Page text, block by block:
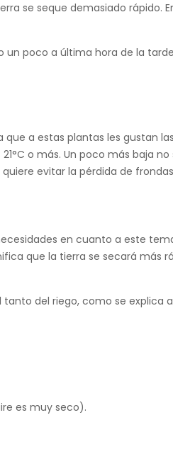
se seque demasiado rápido.
poco a última hora de la
a estas plantas les gustan
o más. Un poco más baja
evitar la pérdida de
en cuanto a este
que la tierra se secará más
del riego, como se explica
es muy seco).